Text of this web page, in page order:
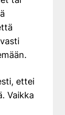
ettei
Vaikka